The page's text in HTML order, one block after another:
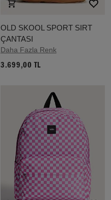
OLD SKOOL SPORT SIRT
ÇANTASI
Daha Fazla Renk
3.699,00 TL